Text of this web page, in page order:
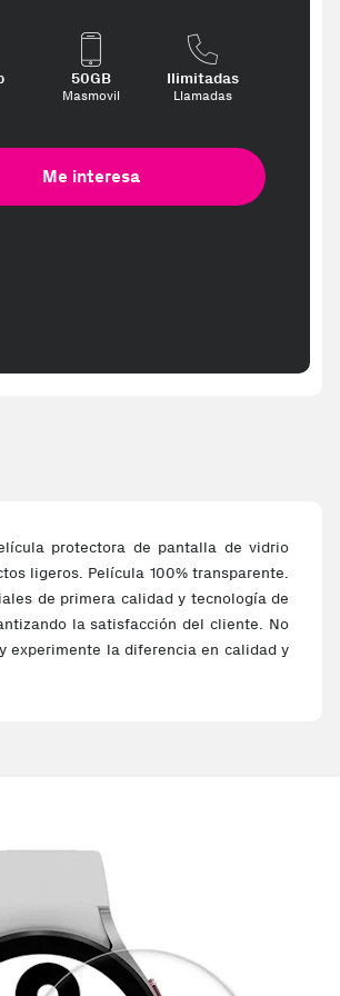
50GB
Masmovil
Ilimitadas
Llamadas
Me interesa
protectora de pantalla de vidrio
ligeros. Película 100% transparente.
de primera calidad y tecnología de
la satisfacción del cliente. No
experimente la diferencia en calidad y